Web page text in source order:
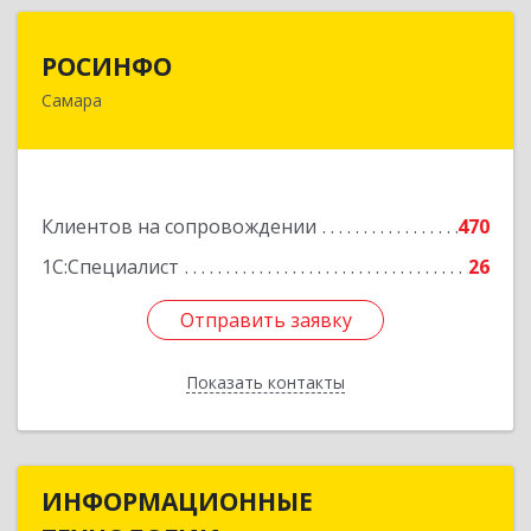
РОСИНФО
Самара
Клиентов на сопровождении
470
1С:Специалист
26
Отправить заявку
Показать контакты
443069, Самарская обл, Самара г, Авроры ул,
Отправить заявку
Назад
ИНФОРМАЦИОННЫЕИНФОРМАЦИОННЫЕ